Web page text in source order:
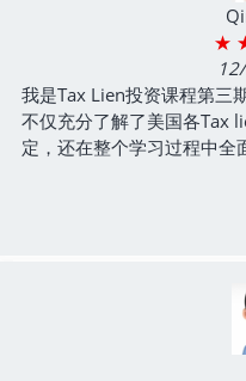
★
我是Tax Lien投资课程第三
不仅充分了解了美国各Tax
定，还在整个学习过程中全
论和实操流程。老师在课
总结的很多经验教训无私
谢Frank老师和课程班主任
地产学堂在助力华人族群
- Tax Lien 房地产债权投资